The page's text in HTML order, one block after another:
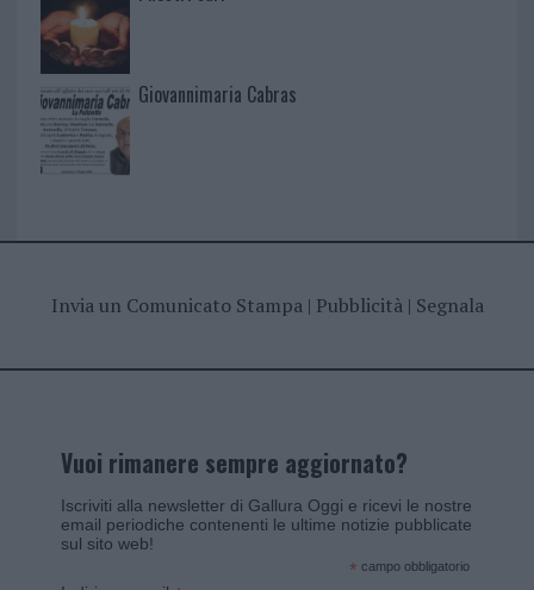
Giovannimaria Cabras
Invia un Comunicato Stampa| Pubblicità| Segnala
Vuoi rimanere sempre aggiornato?
Iscriviti alla newsletter di Gallura Oggi e ricevi le nostre
email periodiche contenenti le ultime notizie pubblicate
sul sito web!
* campo obbligatorio